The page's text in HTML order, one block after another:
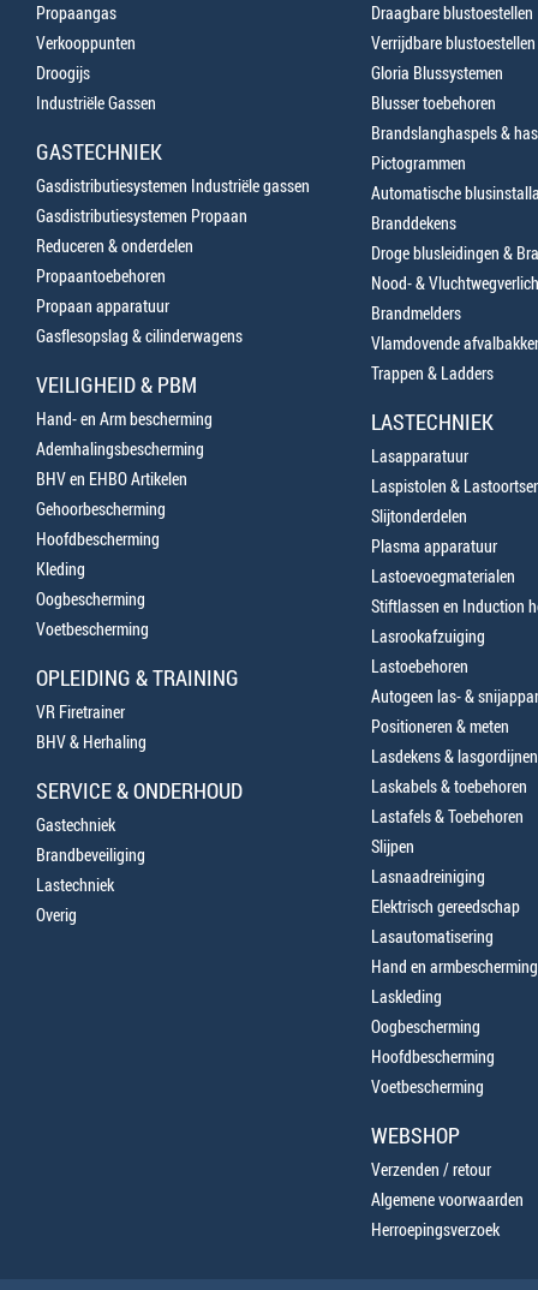
Propaangas
Verkooppunten
Droogijs
Industriële Gassen
GASTECHNIEK
Gasdistributiesystemen Industriële gassen
Gasdistributiesystemen Propaan
Reduceren & onderdelen
Propaantoebehoren
Propaan apparatuur
Gasflesopslag & cilinderwagens
VEILIGHEID & PBM
Hand- en Arm bescherming
Ademhalingsbescherming
BHV en EHBO Artikelen
Gehoorbescherming
Hoofdbescherming
Kleding
Oogbescherming
Voetbescherming
OPLEIDING & TRAINING
VR Firetrainer
BHV & Herhaling
SERVICE & ONDERHOUD
Gastechniek
Brandbeveiliging
Lastechniek
Overig
Draagbare blustoestellen
Verrijdbare blustoestellen
Gloria Blussystemen
Blusser toebehoren
Brandslanghaspels &
Pictogrammen
Automatische
Branddekens
Droge blusleidingen &
Nood- &
Brandmelders
Vlamdovende
Trappen & Ladders
LASTECHNIEK
Lasapparatuur
Laspistolen &
Slijtonderdelen
Plasma apparatuur
Lastoevoegmaterialen
Stiftlassen en Induction
Lasrookafzuiging
Lastoebehoren
Autogeen las- &
Positioneren & meten
Lasdekens & lasgordijnen
Laskabels & toebehoren
Lastafels & Toebehoren
Slijpen
Lasnaadreiniging
Elektrisch gereedschap
Lasautomatisering
Hand en armbescherming
Laskleding
Oogbescherming
Hoofdbescherming
Voetbescherming
WEBSHOP
Verzenden / retour
Algemene voorwaarden
Herroepingsverzoek